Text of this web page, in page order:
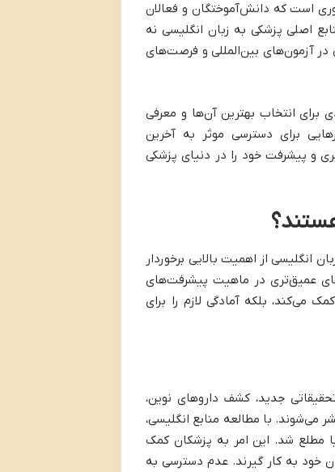
است که دانش‌آموختگان و فعالان
اصلی پزشکی به زبان انگلیسی نه
در آزمون‌های بین‌المللی و فرصت‌های
برای انتخاب بهترین آن‌ها و معرفی
برای دسترسی موثر به آخرین
و پیشرفت خود را در دنیای پزشکی
انگلیسی از اهمیت بالایی برخوردار
عمیق‌تری در ماهیت پیشرفت‌های
می‌کند، بلکه آمادگی لازم را برای
جدید، کشف داروهای نوین،
می‌شوند. با مطالعه منابع انگلیسی،
مطلع شد. این امر به پزشکان کمک
خود به کار گیرند. عدم دسترسی به